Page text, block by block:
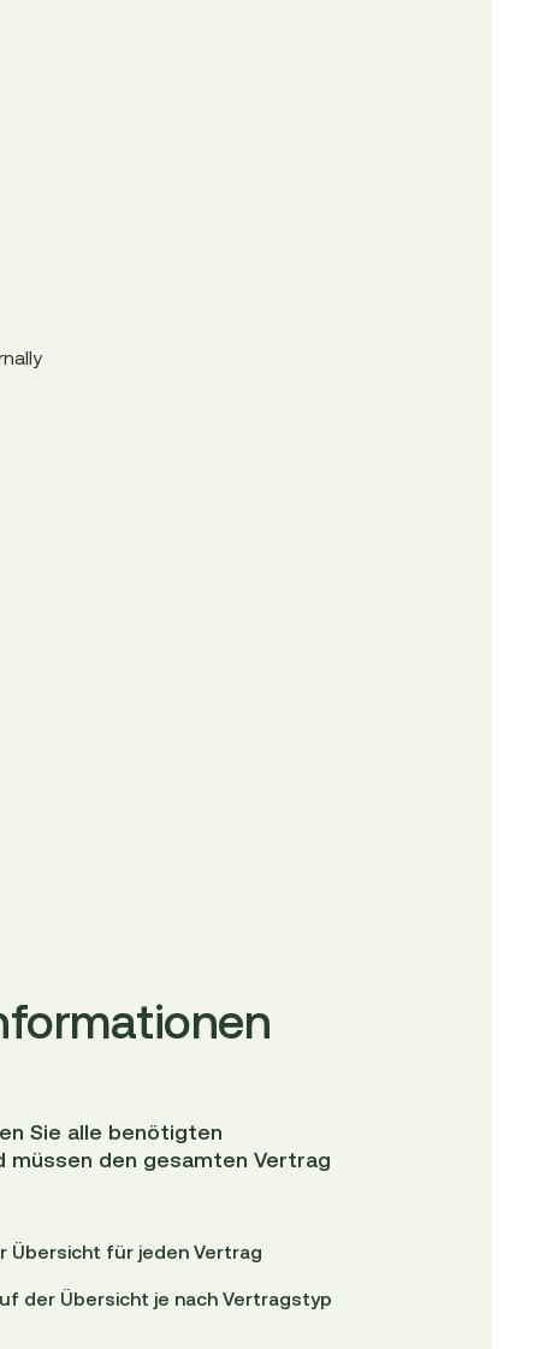
Sie alle benötigten
müssen den gesamten Vertrag
Übersicht für jeden Vertrag
der Übersicht je nach Vertragstyp